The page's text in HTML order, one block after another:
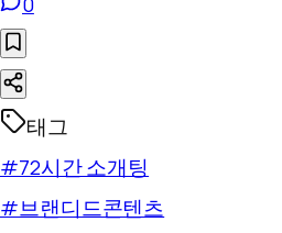
태그
#72시간 소개팅
#브랜디드콘텐츠